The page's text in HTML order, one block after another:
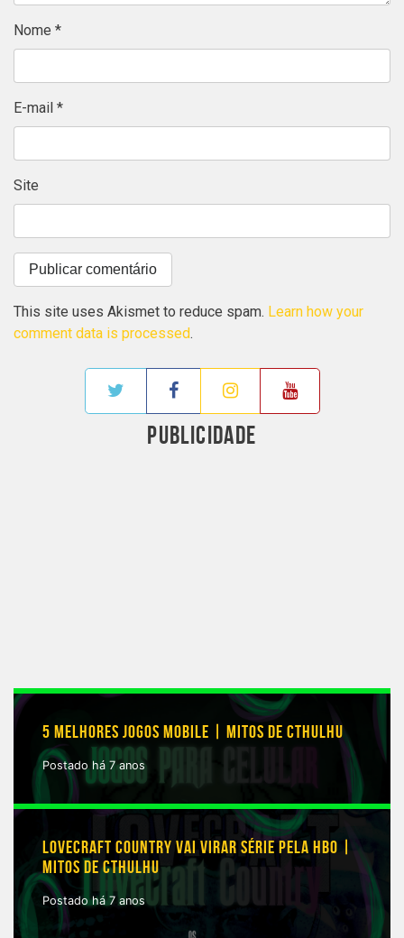
Nome *
E-mail *
Site
This site uses Akismet to reduce spam. Learn how your
comment data is processed.
PUBLICIDADE
5 MELHORES JOGOS MOBILE | MITOS DE CTHULHU
Postado há 7 anos
LOVECRAFT COUNTRY VAI VIRAR SÉRIE PELA HBO |
MITOS DE CTHULHU
Postado há 7 anos